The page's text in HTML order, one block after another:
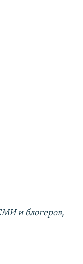
и блогеров,